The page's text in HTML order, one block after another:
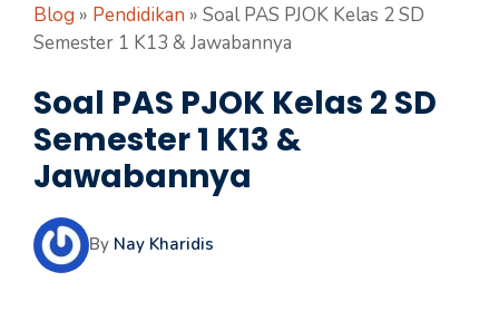
Blog » Pendidikan » Soal PAS PJOK Kelas 2 SD
Semester 1 K13 & Jawabannya
Soal PAS PJOK Kelas 2 SD
Semester 1 K13 &
Jawabannya
By Nay Kharidis